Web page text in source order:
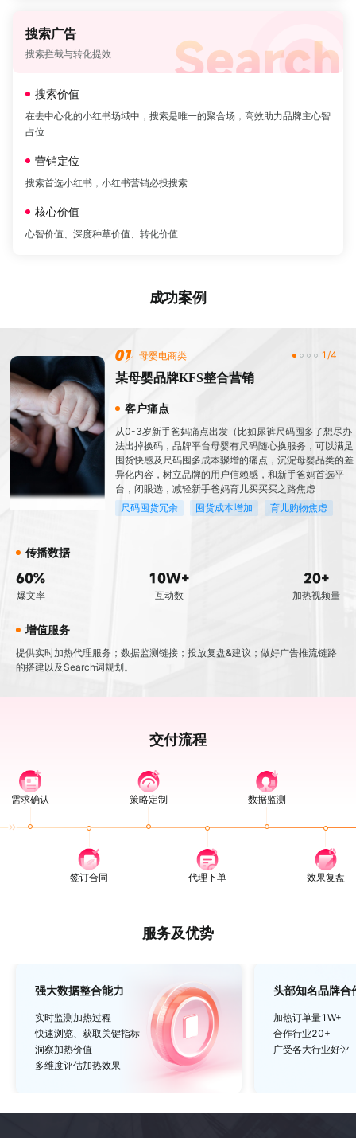
搜索广告
搜索拦截与转化提效
搜索价值
在去中心化的小红书场域中，搜索是唯一的聚合场，高效助力品牌主心智
占位
营销定位
搜索首选小红书，小红书营销必投搜索
核心价值
心智价值、深度种草价值、转化价值
成功案例
母婴电商类
某母婴品牌KFS整合营销
客户痛点
从0-3岁新手爸妈痛点出发（比如尿裤尺码囤多了想尽办
法出掉换码，品牌平台母婴有尺码随心换服务，可以满足
囤货快感及尺码囤多成本骤增的痛点，沉淀母婴品类的差
异化内容，树立品牌的用户信赖感，和新手爸妈首选平
台，闭眼选，减轻新手爸妈育儿买买买之路焦虑
尺码囤货冗余
囤货成本增加 育儿购物焦虑
传播数据
60%
爆文率
10W+
互动数
20+
加热视频量
增值服务
提供实时加热代理服务；数据监测链接；投放复盘&建议；做好广告推流链路
的搭建以及Search词规划。
1/4
交付流程
需求确认
签订合同
策略定制
代理下单
数据监测
效果复盘
服务及优势
强大数据整合能力
实时监测加热过程
快速浏览、获取关键指标
洞察加热价值
多维度评估加热效果
头部知名品牌合
加热订单量1W+
合作行业20+
广受各大行业好评